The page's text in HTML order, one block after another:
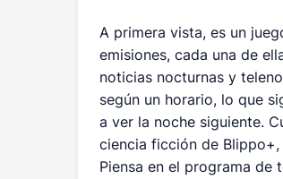
A primera vista, es un
emisiones, cada una de
noticias nocturnas y
según un horario, lo que
a ver la noche siguiente.
ciencia ficción de Blippo+
Piensa en el programa de